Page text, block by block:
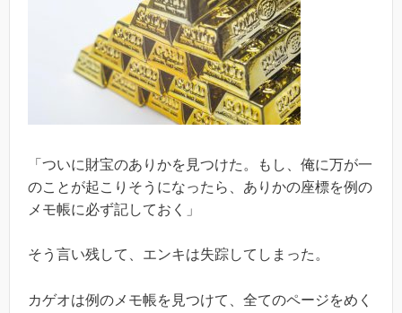
「ついに財宝のありかを見つけた。もし、俺に万が一
のことが起こりそうになったら、ありかの座標を例の
メモ帳に必ず記しておく」
そう言い残して、エンキは失踪してしまった。
カゲオは例のメモ帳を見つけて、全てのページをめく